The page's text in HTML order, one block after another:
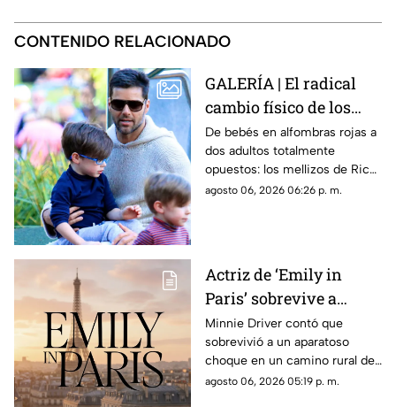
CONTENIDO RELACIONADO
GALERÍA | El radical
cambio físico de los
hijos de Ricky Martin
al cumplir 18 años:
Fotos inéditas de
Matteo y Valentino
De bebés en alfombras rojas a
dos adultos totalmente
opuestos: los mellizos de Ricky
Martin cumplen la mayoría de
agosto 06, 2026 06:26 p. m.
Actriz de ‘Emily in
Paris’ sobrevive a
fuerte 4CC1D3NT3
automovilístico en
Francia
Minnie Driver contó que
sobrevivió a un aparatoso
choque en un camino rural de
Francia, donde tuvo que salir
agosto 06, 2026 05:19 p. m.